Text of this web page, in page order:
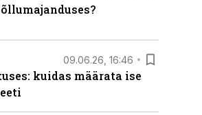
09.06.26, 16:46
kuidas määrata ise